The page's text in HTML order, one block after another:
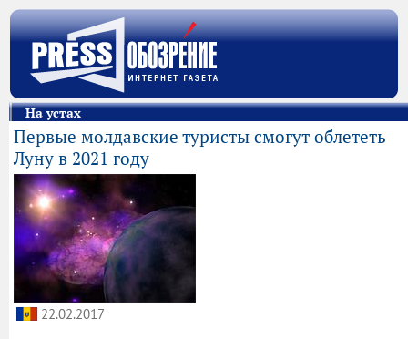
На устах
Первые молдавские туристы смогут облететь
Луну в 2021 году
22.02.2017